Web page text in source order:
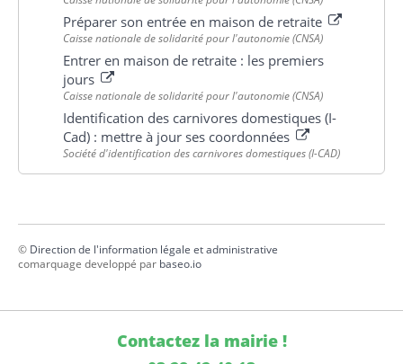
Préparer son entrée en maison de retraite
Caisse nationale de solidarité pour l'autonomie (CNSA)
Entrer en maison de retraite : les premiers
jours
Caisse nationale de solidarité pour l'autonomie (CNSA)
Identification des carnivores domestiques (I-
Cad) : mettre à jour ses coordonnées
Société d'identification des carnivores domestiques (I-CAD)
© Direction de l'information légale et administrative
comarquage developpé par baseo.io
Contactez la mairie !